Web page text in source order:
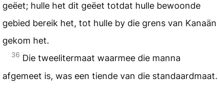
geëet; hulle het dit geëet totdat hulle bewoonde
gebied bereik het, tot hulle by die grens van Kanaän
gekom het.
36 Die tweelitermaat waarmee die manna
afgemeet is, was een tiende van die standaardmaat.